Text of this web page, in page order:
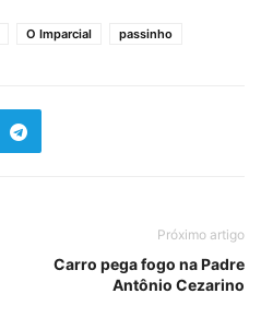
O Imparcial passinho
Próximo artigo
Carro pega fogo na Padre
Antônio Cezarino